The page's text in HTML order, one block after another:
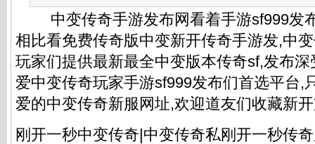
中变传奇手游发布网看着手游sf999发
相比看免费传奇版中变新开传奇手游发,中
玩家们提供最新最全中变版本传奇sf,发布
爱中变传奇玩家手游sf999发布们首选平台,
爱的中变传奇新服网址,欢迎道友们收藏新
刚开一秒中变传奇|中变传奇私刚开一秒传